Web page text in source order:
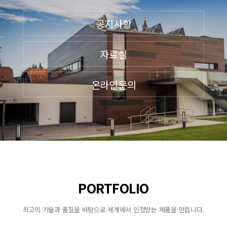
공지사항
자료실
온라인문의
PORTFOLIO
최고의 기술과 품질을 바탕으로 세계에서 인정받는 제품을 만듭니다.